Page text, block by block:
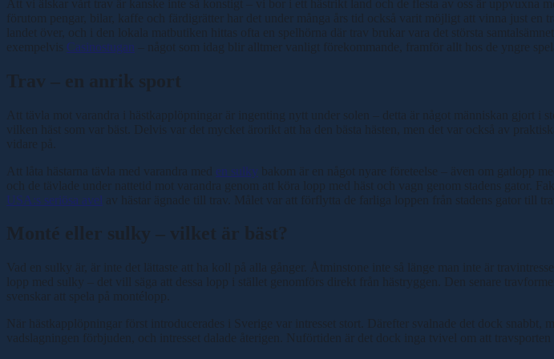
Att vi älskar vårt trav är kanske inte så konstigt – vi bor i ett hästrikt land och de flesta av oss är uppvuxna
förutom pengar, bilar, kaffe och färdigrätter har det under många års tid också varit möjligt att vinna just en
landet över, och i den lokala matbutiken hittas ofta en spelhörna där trav brukar vara det största
exempelvis Casinostugan – något som idag blir alltmer vanligt förekommande, framför allt hos de yngre
Trav – en anrik sport
Att tävla mot varandra i hästkapplöpningar är ingenting nytt under solen – detta är något människan gjort i
vilken häst som var bäst. Delvis var det mycket ärorikt att ha den bästa hästen, men det var också av
vidare på.
Att låta hästarna tävla med varandra med en sulky bakom är en något nyare företeelse – även om gatlopp
och de tävlade under nattetid mot varandra genom att köra lopp med häst och vagn genom stadens gator.
USA:s seriösa avel av hästar ägnade till trav. Målet var att förflytta de farliga loppen från stadens gator till
Monté eller sulky – vilket är bäst?
Vad en sulky är, är inte det lättaste att ha koll på alla gånger. Åtminstone inte så länge man inte är
lopp med sulky – det vill säga att dessa lopp i stället genomförs direkt från hästryggen. Den senare
svenskar att spela på montélopp.
När hästkapplöpningar först introducerades i Sverige var intresset stort. Därefter svalnade det dock
vadslagningen förbjuden, och intresset dalade återigen. Nuförtiden är det dock inga tvivel om att